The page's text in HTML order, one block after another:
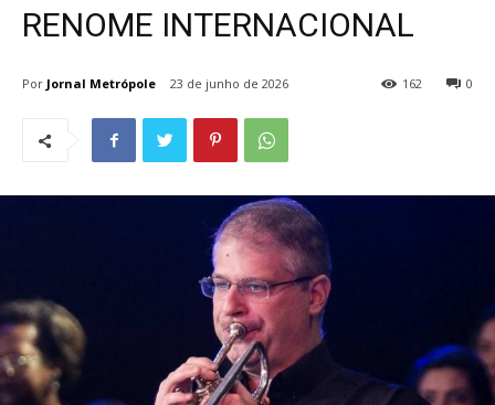
RENOME INTERNACIONAL
Por Jornal Metrópole 23 de junho de 2026 0
162